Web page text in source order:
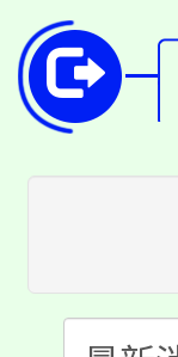
開!
115
田
桃
半
者。
份
大
份
淨
會
115